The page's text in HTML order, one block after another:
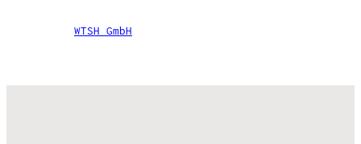
WTSH GmbH